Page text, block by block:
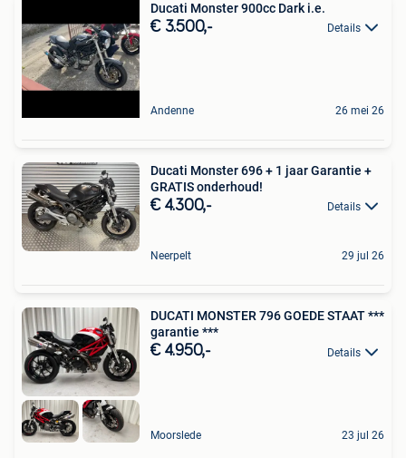
Ducati Monster 900cc Dark i.e.
€ 3.500,- Details
Andenne 26 mei 26
Ducati Monster 696 + 1 jaar Garantie +
GRATIS onderhoud!
€ 4.300,- Details
Neerpelt 29 jul 26
DUCATI MONSTER 796 GOEDE STAAT ***
garantie ***
€ 4.950,- Details
Moorslede 23 jul 26